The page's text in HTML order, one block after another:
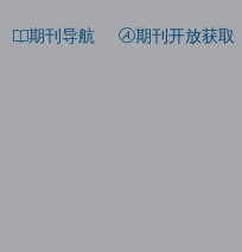
期刊导航 期刊开放获取